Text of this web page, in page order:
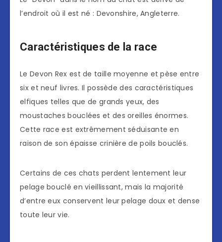
l’endroit où il est né : Devonshire, Angleterre.
Caractéristiques de la race
Le Devon Rex est de taille moyenne et pèse entre
six et neuf livres. Il possède des caractéristiques
elfiques telles que de grands yeux, des
moustaches bouclées et des oreilles énormes.
Cette race est extrêmement séduisante en
raison de son épaisse crinière de poils bouclés.
Certains de ces chats perdent lentement leur
pelage bouclé en vieillissant, mais la majorité
d’entre eux conservent leur pelage doux et dense
toute leur vie.